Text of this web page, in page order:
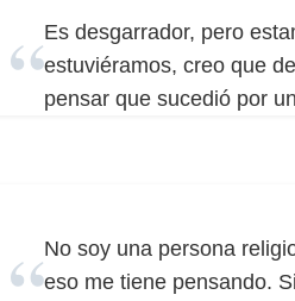
Es desgarrador, pero
estuviéramos, creo que
pensar que sucedió por
No soy una persona
eso me tiene pensando.